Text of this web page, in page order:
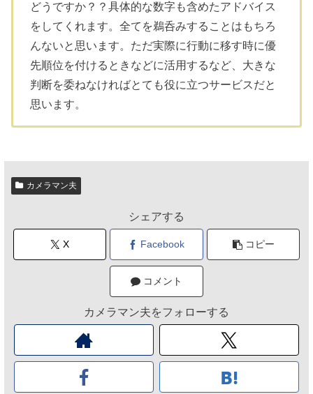
どうですか？？具体的な数字も含めたアドバイス
をしてくれます。全てを鵜呑みすることはもちろ
んないと思います。ただ実際に行動に移す時に優
先順位を付けるときなどに活用するなど、大きな
判断を委ねなければとても役に立つサービスだと
思います。
カメラマン夫
シェアする
X Facebook コピー
コメント
カメラマン夫をフォローする